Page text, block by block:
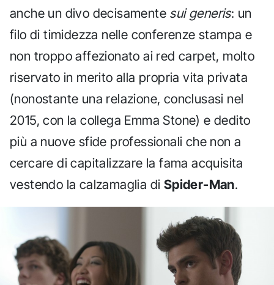
anche un divo decisamente sui generis: un
filo di timidezza nelle conferenze stampa e
non troppo affezionato ai red carpet, molto
riservato in merito alla propria vita privata
(nonostante una relazione, conclusasi nel
2015, con la collega Emma Stone) e dedito
più a nuove sfide professionali che non a
cercare di capitalizzare la fama acquisita
vestendo la calzamaglia di Spider-Man.